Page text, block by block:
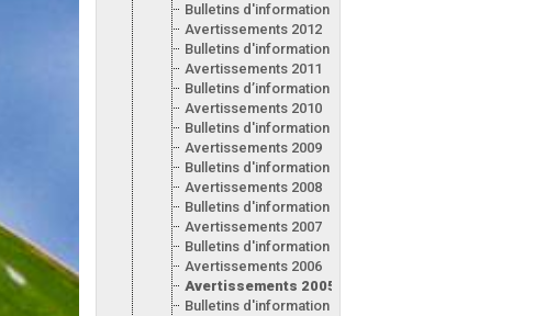
Bulletins d'information 2013
Avertissements 2012
Bulletins d'information 2012
Avertissements 2011
Bulletins d’information 2011
Avertissements 2010
Bulletins d'information 2010
Avertissements 2009
Bulletins d'information 2009
Avertissements 2008
Bulletins d'information 2008
Avertissements 2007
Bulletins d'information 2007
Avertissements 2006
Avertissements 2005
Bulletins d'information 2005